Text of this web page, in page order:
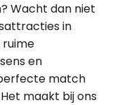
Wacht dan niet
in
en
match
maakt bij ons